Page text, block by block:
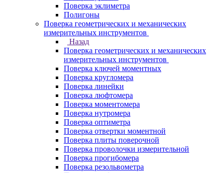
Поверка эклиметра
Полигоны
Поверка геометрических и механических
измерительных инструментов
Назад
Поверка геометрических и механических
измерительных инструментов
Поверка ключей моментных
Поверка кругломера
Поверка линейки
Поверка люфтомера
Поверка моментомера
Поверка нутромера
Поверка оптиметра
Поверка отвертки моментной
Поверка плиты поверочной
Поверка проволочки измерительной
Поверка прогибомера
Поверка резольвометра